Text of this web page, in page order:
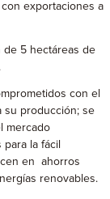
exportaciones a
de 5 hectáreas de
con el
su producción; se
mercado
la fácil
en ahorros
renovables.